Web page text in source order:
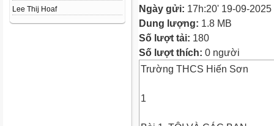
Lee Thij Hoaf
Ngày gửi: 17h:20' 19-09-2025
Dung lượng: 1.8 MB
Số lượt tải: 180
Số lượt thích: 0 người
Trường THCS Hiến Sơn
1